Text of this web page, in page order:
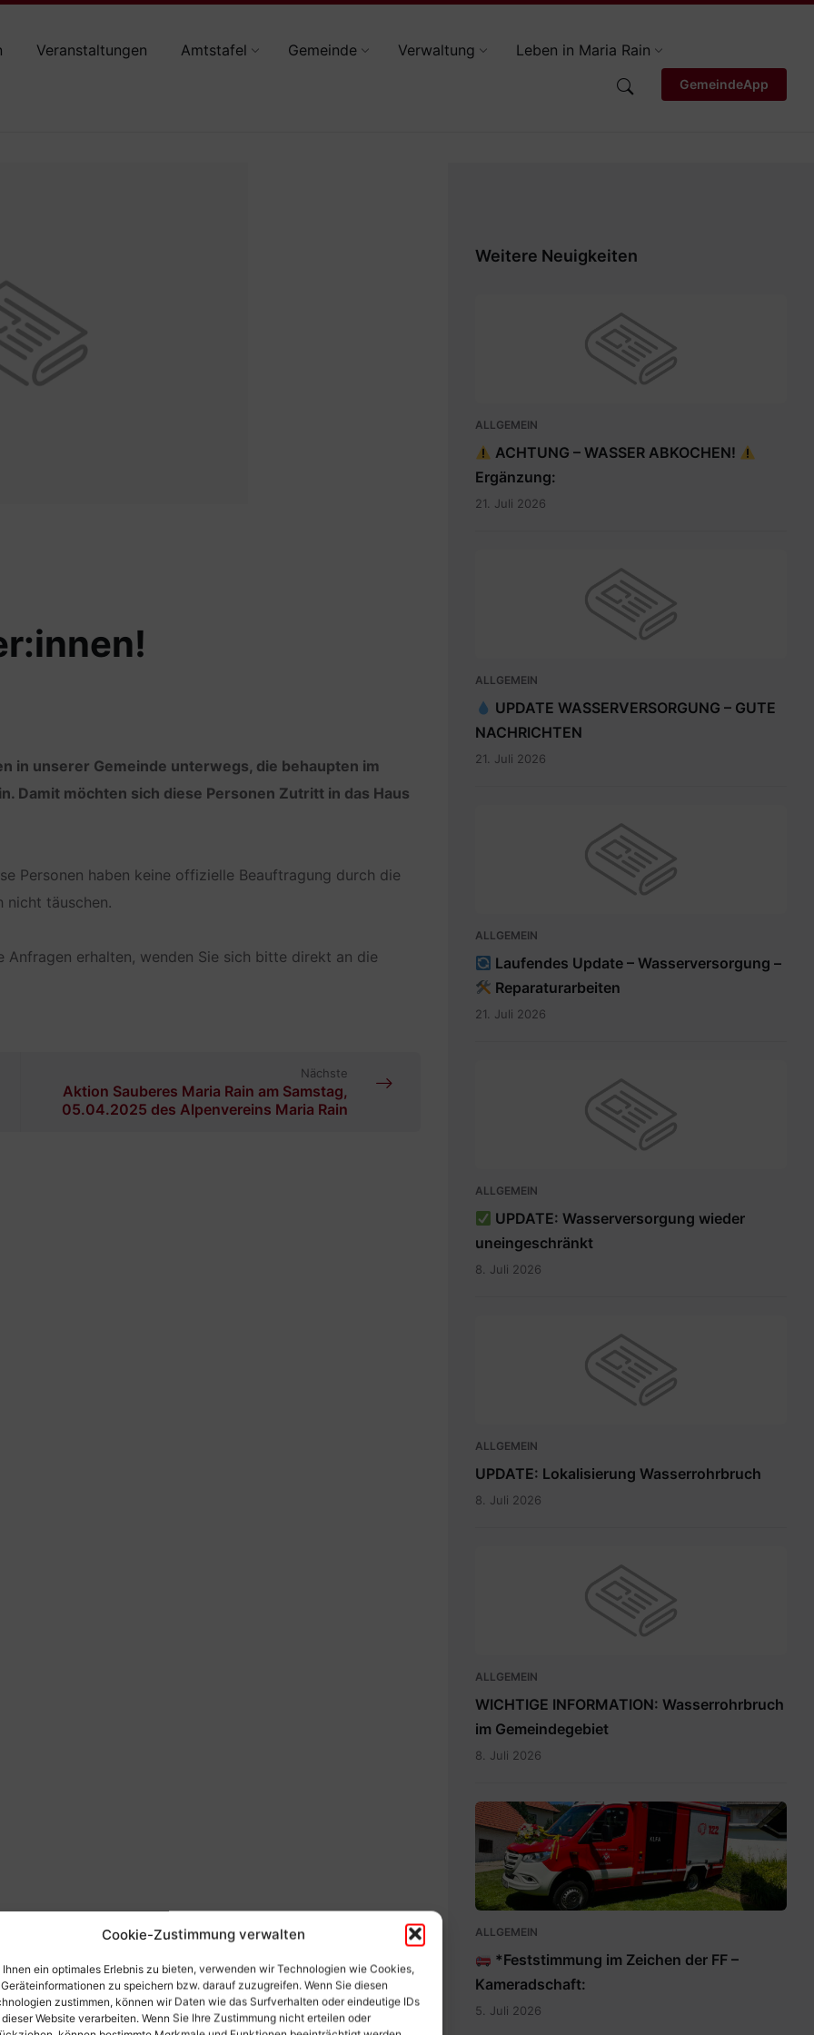
Cookie-Zustimmung verwalten
Ihnen ein optimales Erlebnis zu bieten, verwenden wir Technologien wie Cookies,
Geräteinformationen zu speichern bzw. darauf zuzugreifen. Wenn Sie diesen
zustimmen, können wir Daten wie das Surfverhalten oder eindeutige IDs
Website verarbeiten. Wenn Sie Ihre Zustimmung nicht erteilen oder
Veranstaltungen Amtstafel Gemeinde Verwaltung Leben in Maria Rain
GemeindeApp
in unserer Gemeinde unterwegs, die behaupten im
Damit möchten sich diese Personen Zutritt in das Haus
Personen haben keine offizielle Beauftragung durch die
nicht täuschen.
erhalten, wenden Sie sich bitte direkt an die
Nächste
Aktion Sauberes Maria Rain am Samstag,
05.04.2025 des Alpenvereins Maria Rain
Weitere Neuigkeiten
ALLGEMEIN
ACHTUNG – WASSER ABKOCHEN!
Ergänzung:
21. Juli 2026
ALLGEMEIN
UPDATE WASSERVERSORGUNG – GUTE
NACHRICHTEN
21. Juli 2026
ALLGEMEIN
Laufendes Update – Wasserversorgung –
Reparaturarbeiten
21. Juli 2026
ALLGEMEIN
UPDATE: Wasserversorgung wieder
uneingeschränkt
8. Juli 2026
ALLGEMEIN
UPDATE: Lokalisierung Wasserrohrbruch
8. Juli 2026
ALLGEMEIN
WICHTIGE INFORMATION: Wasserrohrbruch
im Gemeindegebiet
8. Juli 2026
IMG-
20260705-
WA0009.jpg
ALLGEMEIN
*Feststimmung im Zeichen der FF –
Kameradschaft:
5. Juli 2026